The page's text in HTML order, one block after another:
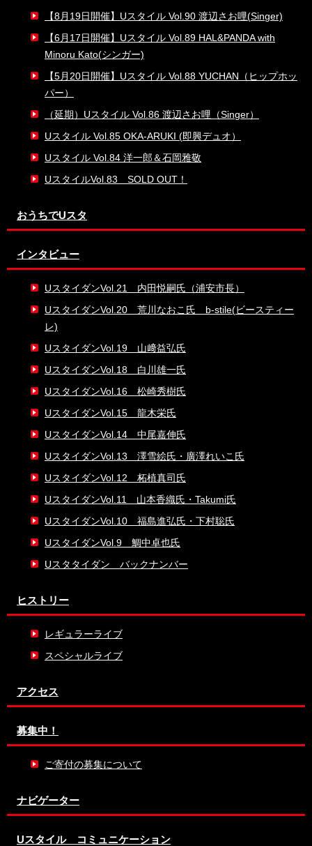
【8月19日開催】Uスタイル Vol.90 渡辺さお哩(Singer)
【6月17日開催】Uスタイル Vol.89 HAL&PANDA with
Minoru Kato(シンガー)
【5月20日開催】Uスタイル Vol.88 YUCHAN（ヒップホッ
パー）
（延期）Uスタイル Vol.86 渡辺さお哩（Singer）
Uスタイル Vol.85 OKA-ARUKI (即興デュオ）
Uスタイル Vol.84 洋一郎＆石岡雅敬
UスタイルVol.83 SOLD OUT！
おうちでUスタ
インタビュー
UスタイダンVol.21 内田悦嗣氏（浦安市長）
UスタイダンVol.20 荒川なおこ氏 b-stile(ビースティー
レ)
UスタイダンVol.19 山﨑益弘氏
UスタイダンVol.18 白川雄一氏
UスタイダンVol.16 松崎秀樹氏
UスタイダンVol.15 龍木栄氏
UスタイダンVol.14 中尾嘉伸氏
UスタイダンVol.13 澤雪絵氏・廣澤れいこ氏
UスタイダンVol.12 柘植真司氏
UスタイダンVol.11 山本香織氏・Takumi氏
UスタイダンVol.10 福島進弘氏・下村聡氏
UスタイダンVol.9 鯛中卓也氏
Uスタタイダン バックナンバー
ヒストリー
レギュラーライブ
スペシャルライブ
アクセス
募集中！
ご寄付の募集について
ナビゲーター
Uスタイル コミュニケーション